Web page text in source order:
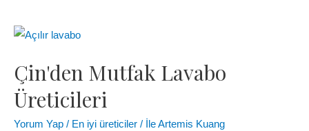
Çin'den Mutfak Lavabo
Üreticileri
Yorum Yap / En iyi üreticiler / İleArtemis Kuang